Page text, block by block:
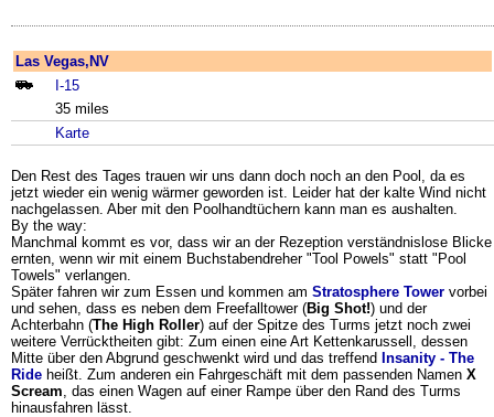
Las Vegas,NV
I-15
35 miles
Karte
Den Rest des Tages trauen wir uns dann doch noch an den Pool, da es
jetzt wieder ein wenig wärmer geworden ist. Leider hat der kalte Wind nicht
nachgelassen. Aber mit den Poolhandtüchern kann man es aushalten.
By the way:
Manchmal kommt es vor, dass wir an der Rezeption verständnislose Blicke
ernten, wenn wir mit einem Buchstabendreher "Tool Powels" statt "Pool
Towels" verlangen.
Später fahren wir zum Essen und kommen am Stratosphere Tower vorbei
und sehen, dass es neben dem Freefalltower (Big Shot!) und der
Achterbahn (The High Roller) auf der Spitze des Turms jetzt noch zwei
weitere Verrücktheiten gibt: Zum einen eine Art Kettenkarussell, dessen
Mitte über den Abgrund geschwenkt wird und das treffend Insanity - The
Ride heißt. Zum anderen ein Fahrgeschäft mit dem passenden Namen X
Scream , das einen Wagen auf einer Rampe über den Rand des Turms
hinausfahren lässt.